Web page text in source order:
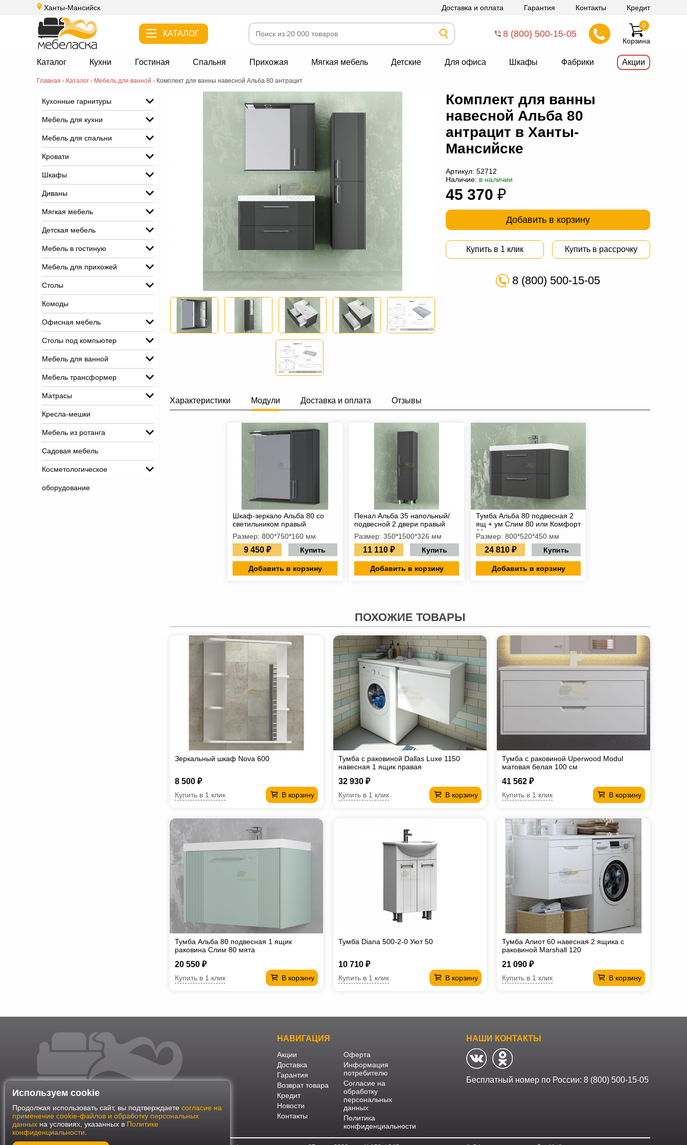
Ханты-Мансийск Доставка и оплата Гарантия Контакты Кредит
КАТАЛОГ 8 (800) 500-15-05
Корзина
0
Каталог Кухни Гостиная Спальня Прихожая Мягкая мебель Детские Для офиса Шкафы Фабрики Акции
Главная - Каталог - Мебель для ванной - Комплект для ванны навесной Альба 80 антрацит
Кухонные гарнитуры
Мебель для кухни
Мебель для спальни
Кровати
Шкафы
Диваны
Мягкая мебель
Детская мебель
Мебель в гостиную
Мебель для прихожей
Столы
Комоды
Офисная мебель
Столы под компьютер
Мебель для ванной
Мебель трансформер
Матрасы
Кресла-мешки
Мебель из ротанга
Садовая мебель
Косметологическое
оборудование
Комплект для ванны
навесной Альба 80
антрацит в Ханты-
Мансийске
Артикул: 52712
Наличие: в наличии
45 370 ₽
Добавить в корзину
Купить в 1 клик Купить в рассрочку
8 (800) 500-15-05
Характеристики Модули Доставка и оплата Отзывы
Шкаф-зеркало Альба 80 со
светильником правый
Размер: 800*750*160 мм
9 450 ₽ Купить
Добавить в корзину
Пенал Альба 35 напольный/
подвесной 2 двери правый
Размер: 350*1500*326 мм
11 110 ₽ Купить
Добавить в корзину
Тумба Альба 80 подвесная 2
ящ + ум Слим 80 или Комфорт
80
Размер: 800*520*450 мм
24 810 ₽ Купить
Добавить в корзину
ПОХОЖИЕ ТОВАРЫ
Зеркальный шкаф Nova 600
8 500 ₽
В корзину
Купить в 1 клик
Тумба с раковиной Dallas Luxe 1150
навесная 1 ящик правая
32 930 ₽
В корзину
Купить в 1 клик
Тумба с раковиной Uperwood Modul
матовая белая 100 см
41 562 ₽
В корзину
Купить в 1 клик
Тумба Альба 80 подвесная 1 ящик
раковина Слим 80 мята
20 550 ₽
В корзину
Купить в 1 клик
Тумба Diana 500-2-0 Уют 50
10 710 ₽
В корзину
Купить в 1 клик
Тумба Алиот 60 навесная 2 ящика с
раковиной Marshall 120
21 090 ₽
В корзину
Купить в 1 клик
НАВИГАЦИЯ
Акции
Доставка
Гарантия
Возврат товара
Кредит
Новости
Контакты
Оферта
Информация
потребителю
Согласие на
обработку
персональных
данных
Политика
конфиденциальности
НАШИ КОНТАКТЫ
Бесплатный номер по России: 8 (800) 500-15-05
Используем cookie
Продолжая использовать сайт, вы подтверждаете согласие на
применение cookie-файлов и обработку персональных
данных на условиях, указанных в Политике
конфиденциальности